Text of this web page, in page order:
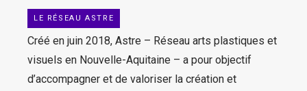
LE RÉSEAU ASTRE
Créé en juin 2018, Astre – Réseau arts plastiques et
visuels en Nouvelle-Aquitaine – a pour objectif
d’accompagner et de valoriser la création et